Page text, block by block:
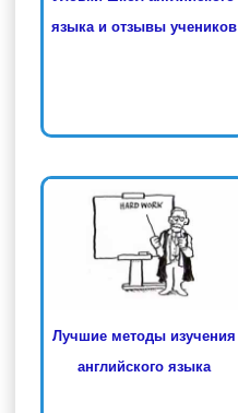
языка и отзывы учеников
Лучшие методы изучения
английского языка